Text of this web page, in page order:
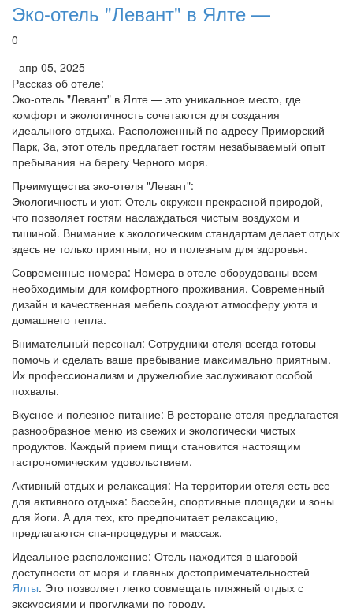
Эко-отель "Левант" в Ялте —
0
- апр 05, 2025
Рассказ об отеле:
Эко-отель "Левант" в Ялте — это уникальное место, где
комфорт и экологичность сочетаются для создания
идеального отдыха. Расположенный по адресу Приморский
Парк, 3а, этот отель предлагает гостям незабываемый опыт
пребывания на берегу Черного моря.
Преимущества эко-отеля "Левант":
Экологичность и уют: Отель окружен прекрасной природой,
что позволяет гостям наслаждаться чистым воздухом и
тишиной. Внимание к экологическим стандартам делает отдых
здесь не только приятным, но и полезным для здоровья.
Современные номера: Номера в отеле оборудованы всем
необходимым для комфортного проживания. Современный
дизайн и качественная мебель создают атмосферу уюта и
домашнего тепла.
Внимательный персонал: Сотрудники отеля всегда готовы
помочь и сделать ваше пребывание максимально приятным.
Их профессионализм и дружелюбие заслуживают особой
похвалы.
Вкусное и полезное питание: В ресторане отеля предлагается
разнообразное меню из свежих и экологически чистых
продуктов. Каждый прием пищи становится настоящим
гастрономическим удовольствием.
Активный отдых и релаксация: На территории отеля есть все
для активного отдыха: бассейн, спортивные площадки и зоны
для йоги. А для тех, кто предпочитает релаксацию,
предлагаются спа-процедуры и массаж.
Идеальное расположение: Отель находится в шаговой
доступности от моря и главных достопримечательностей
Ялты. Это позволяет легко совмещать пляжный отдых с
экскурсиями и прогулками по городу.